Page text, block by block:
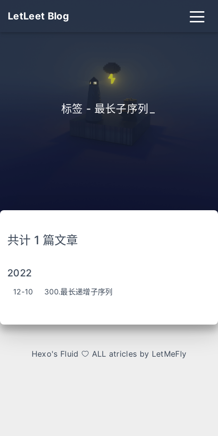
LetLeet Blog
标签 - 最长子序列
共计 1 篇文章
2022
12-10 300.最长递增子序列
Hexo's Fluid ALL atricles by LetMeFly